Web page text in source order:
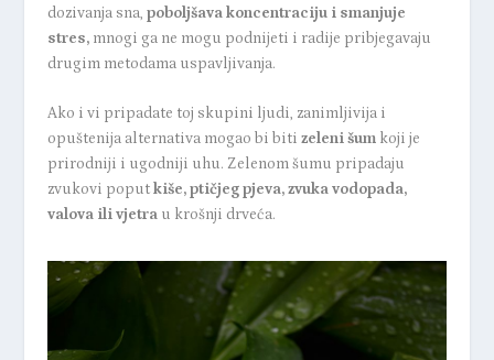
dozivanja sna, poboljšava koncentraciju i smanjuje
stres,mnogi ga ne mogu podnijeti i radije pribjegavaju
drugim metodama uspavljivanja.
Ako i vi pripadate toj skupini ljudi, zanimljivija i
opuštenija alternativa mogao bi biti zeleni šumkoji je
prirodniji i ugodniji uhu. Zelenom šumu pripadaju
zvukovi poputkiše, ptičjeg pjeva, zvuka vodopada,
valova ili vjetrau krošnji drveća.